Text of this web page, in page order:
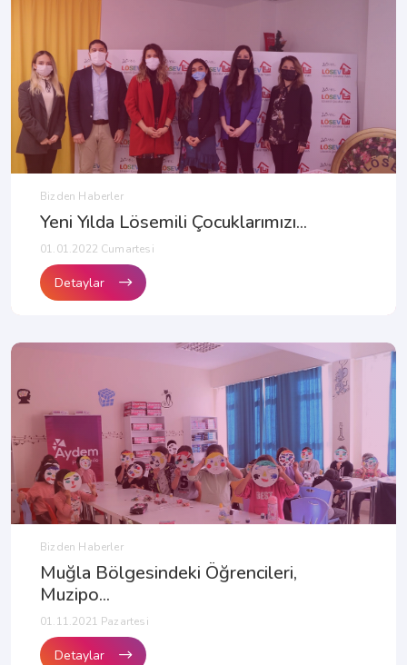
Bizden Haberler
Yeni Yılda Lösemili Çocuklarımızı...
01.01.2022 Cumartesi
Detaylar
Bizden Haberler
Muğla Bölgesindeki Öğrencileri,
Muzipo...
01.11.2021 Pazartesi
Detaylar